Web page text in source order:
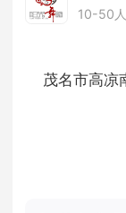
10-50人
茂名市高凉